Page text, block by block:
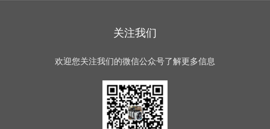
关注我们
欢迎您关注我们的微信公众号了解更多信息